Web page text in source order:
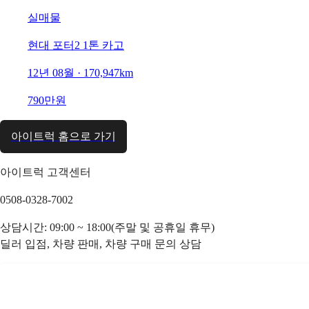
실매물
현대 포터2 1톤 카고
12년 08월 · 170,947km
790만원
아이트럭 홈으로 가기
아이트럭 고객센터
0508-0328-7002
상담시간: 09:00 ~ 18:00(주말 및 공휴일 휴무)
딜러 입점, 차량 판매, 차량 구매 문의 상담